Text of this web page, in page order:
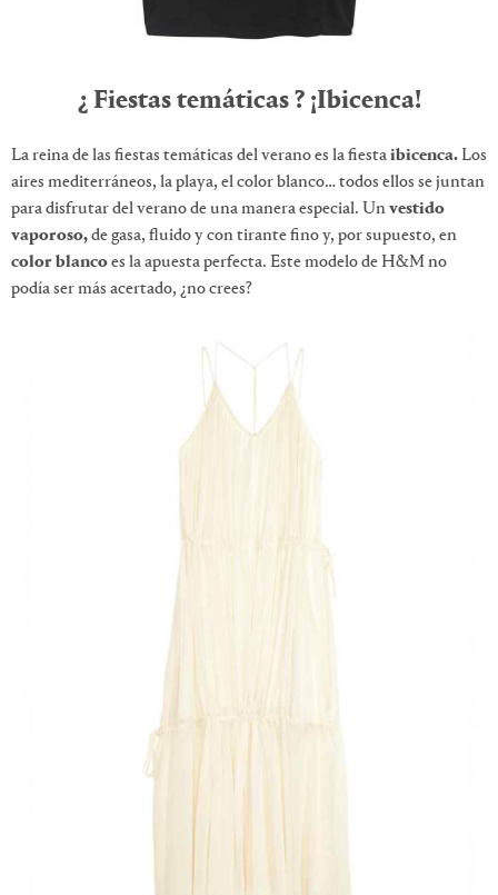
¿ Fiestas temáticas ? ¡Ibicenca!
La reina de las fiestas temáticas del verano es la fiestaibicenca. Los
aires mediterráneos, la playa, el color blanco… todos ellos se juntan
para disfrutar del verano de una manera especial. Unvestido
vaporoso,de gasa, fluido y con tirante fino y, por supuesto, en
color blancoes la apuesta perfecta. Este modelo de H&M no
podía ser más acertado, ¿no crees?